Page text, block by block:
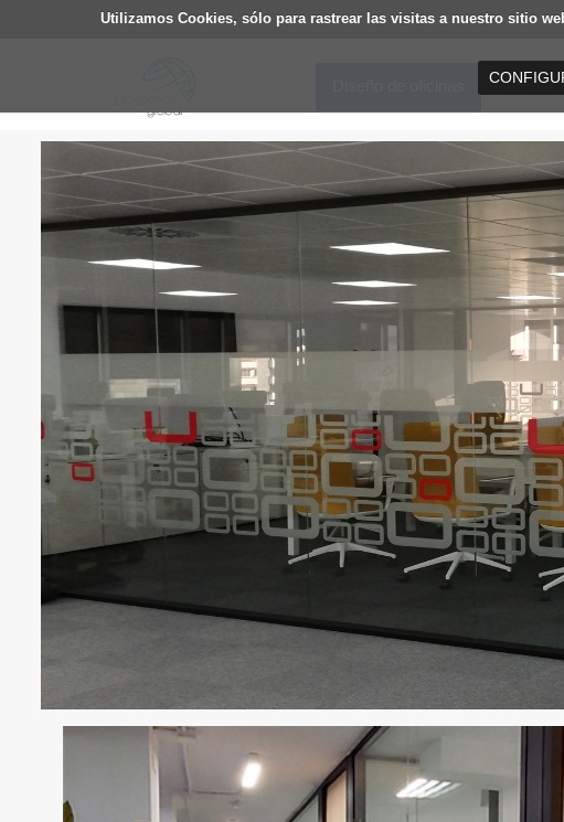
Utilizamos Cookies, sólo para rastrear las visitas a nuestro sitio